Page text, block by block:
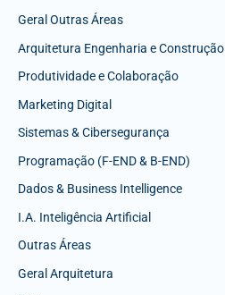
Geral Outras Áreas
Arquitetura Engenharia e Construção
Produtividade e Colaboração
Marketing Digital
Sistemas & Cibersegurança
Programação (F-END & B-END)
Dados & Business Intelligence
I.A. Inteligência Artificial
Outras Áreas
Geral Arquitetura